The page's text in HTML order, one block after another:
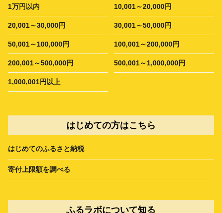
1万円以内 10,001～20,000円
20,001～30,000円 30,001～50,000円
50,001～100,000円 100,001～200,000円
200,001～500,000円 500,001～1,000,000円
1,000,001円以上
はじめての方はこちら
はじめてのふるさと納税
寄付上限額を調べる
ふるラボについて知る